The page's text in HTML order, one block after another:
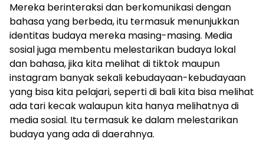
Mereka berinteraksi dan berkomunikasi dengan
bahasa yang berbeda, itu termasuk menunjukkan
identitas budaya mereka masing-masing. Media
sosial juga membentu melestarikan budaya lokal
dan bahasa, jika kita melihat di tiktok maupun
instagram banyak sekali kebudayaan-kebudayaan
yang bisa kita pelajari, seperti di bali kita bisa melihat
ada tari kecak walaupun kita hanya melihatnya di
media sosial. Itu termasuk ke dalam melestarikan
budaya yang ada di daerahnya.